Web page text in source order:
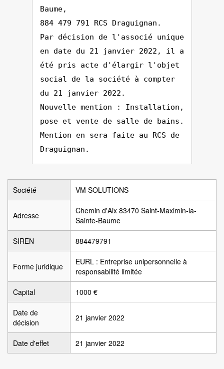
Baume,
884 479 791 RCS Draguignan.
Par décision de l'associé unique
en date du 21 janvier 2022, il a
été pris acte d'élargir l'objet
social de la société à compter
du 21 janvier 2022.
Nouvelle mention : Installation,
pose et vente de salle de bains.
Mention en sera faite au RCS de
Draguignan.
Société VM SOLUTIONS
Adresse
Chemin d'Aix 83470 Saint-Maximin-la-
Sainte-Baume
SIREN 884479791
Forme juridique
EURL : Entreprise unipersonnelle à
responsabilité limitée
Capital 1000 €
Date de
décision
21 janvier 2022
Date d'effet 21 janvier 2022